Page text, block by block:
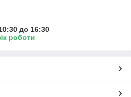
до 16:30
роботи